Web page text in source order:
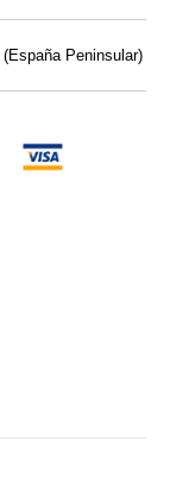
(España Peninsular)